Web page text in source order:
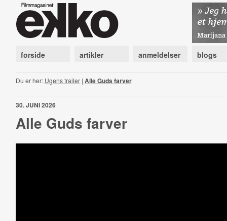
forside artikler anmeldelser blogs
Du er her: Ugens trailer| Alle Guds farver
30. JUNI 2026
Alle Guds farver